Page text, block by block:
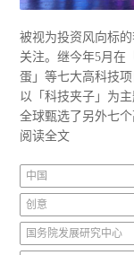
被视为投资风向标
关注。继今年5月在
蛋」等七大高科技
以「科技夹子」为
全球甄选了另外七
阅读全文
中国
创意
国务院发展研究中心